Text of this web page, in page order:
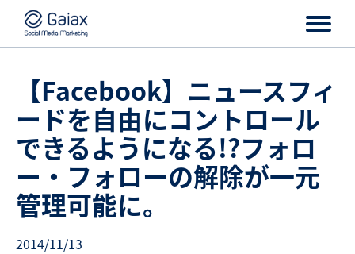
【Facebook】ニュースフィ
ードを自由にコントロール
できるようになる!?フォロ
ー・フォローの解除が一元
管理可能に。
2014/11/13